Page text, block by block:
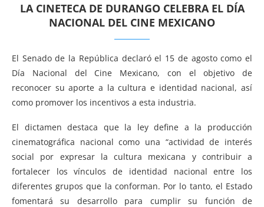
LA CINETECA DE DURANGO CELEBRA EL DÍA
NACIONAL DEL CINE MEXICANO
El Senado de la República declaró el 15 de agosto como el
Día Nacional del Cine Mexicano, con el objetivo de
reconocer su aporte a la cultura e identidad nacional, así
como promover los incentivos a esta industria.
El dictamen destaca que la ley define a la producción
cinematográfica nacional como una “actividad de interés
social por expresar la cultura mexicana y contribuir a
fortalecer los vínculos de identidad nacional entre los
diferentes grupos que la conforman. Por lo tanto, el Estado
fomentará su desarrollo para cumplir su función de